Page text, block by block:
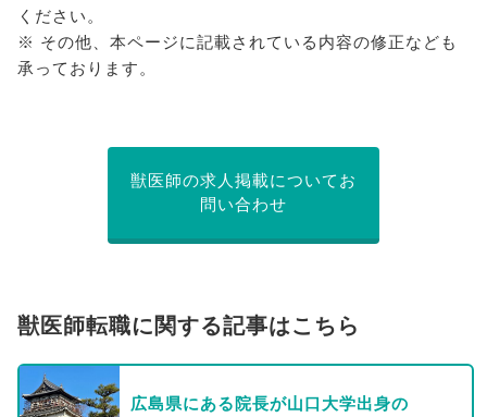
ください。
※ その他、本ページに記載されている内容の修正なども
承っております。
獣医師の求人掲載についてお
問い合わせ
獣医師転職に関する記事はこちら
広島県にある院長が山口大学出身の